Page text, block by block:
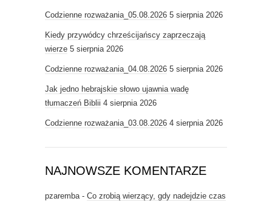
Codzienne rozważania_05.08.2026 5 sierpnia 2026
Kiedy przywódcy chrześcijańscy zaprzeczają
wierze 5 sierpnia 2026
Codzienne rozważania_04.08.2026 5 sierpnia 2026
Jak jedno hebrajskie słowo ujawnia wadę
tłumaczeń Biblii 4 sierpnia 2026
Codzienne rozważania_03.08.2026 4 sierpnia 2026
NAJNOWSZE KOMENTARZE
pzaremba - Co zrobią wierzący, gdy nadejdzie czas